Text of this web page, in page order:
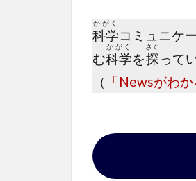
科学
かがく
コミュニケ
む科学
かがく
を探
さぐ
って
（
「Newsがわ